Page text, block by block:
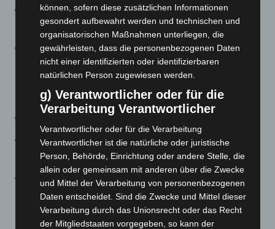
In einigen Gruppen werden Video- und Audio-
Aufnahmen produziert.
Schulkooperationen werden größtenteils im
Fernunterricht aufrechterhalten, die Schulensembles
sind in der Regel ausgesetzt, werden in Kleingruppen
online weiter erhalten so gut es geht.
Elementare Musikkurse, Kooperationen mit Kitas,
GTS-Angebote, TanzKurse sind ausgesetzt.
Die Lehrkräfte produzieren für Kinder Mitmachvideos,
die zu zuhause oder in der Kita verwenden können.
Eine Gruppe arbeitet an Konzepten zur digitalen
Betreuung von Kooperationskursen für Kitaöffnung
können, sofern diese zusätzlichen Informationen
gesondert aufbewahrt werden und technischen und
organisatorischen Maßnahmen unterliegen, die
gewährleisten, dass die personenbezogenen Daten
nicht einer identifizierten oder identifizierbaren
natürlichen Person zugewiesen werden.
g) Verantwortlicher oder für die
Verarbeitung Verantwortlicher
Verantwortlicher oder für die Verarbeitung
Verantwortlicher ist die natürliche oder juristische
Person, Behörde, Einrichtung oder andere Stelle, die
allein oder gemeinsam mit anderen über die Zwecke
und Mittel der Verarbeitung von personenbezogenen
Daten entscheidet. Sind die Zwecke und Mittel dieser
Verarbeitung durch das Unionsrecht oder das Recht
der Mitgliedstaaten vorgegeben, so kann der